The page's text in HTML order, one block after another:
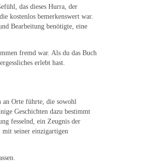
das dieses Hurra, der
kostenlos bemerkenswert war.
Bearbeitung benötigte, eine
fremd war. Als du das Buch
erlebt hast.
an Orte führte, die sowohl
Geschichten dazu bestimmt
fesselnd, ein Zeugnis der
mit seiner einzigartigen